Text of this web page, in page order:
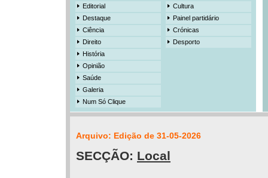
Editorial
Destaque
Ciência
Direito
História
Opinião
Saúde
Galeria
Num Só Clique
Cultura
Painel partidário
Crónicas
Desporto
Arquivo: Edição de 31-05-2026
SECÇÃO: Local